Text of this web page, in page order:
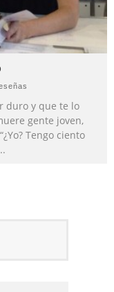
duro y que te lo
gente joven,
Tengo ciento